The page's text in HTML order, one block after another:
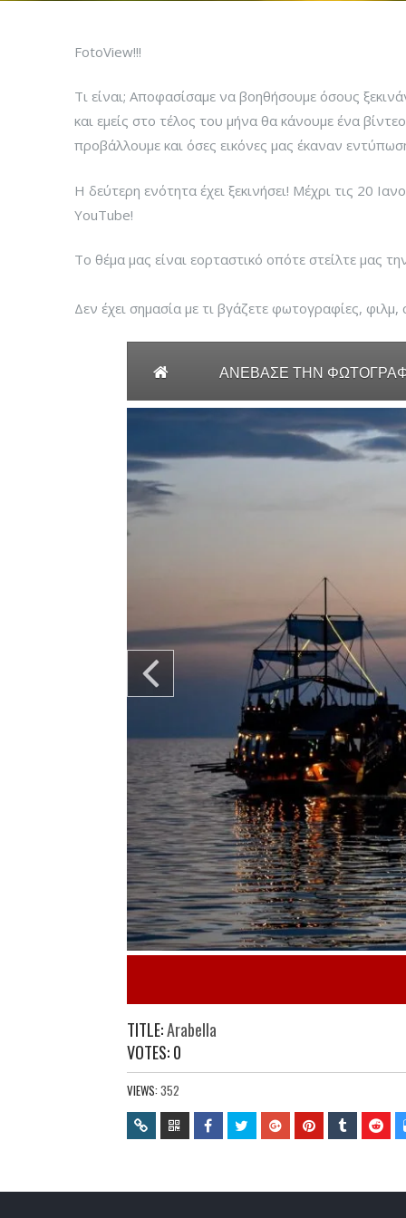
FotoView!!!
Τι είναι; Αποφασίσαμε να βοηθήσουμε όσους
και εμείς στο τέλος του μήνα θα κάνουμε ένα
προβάλλουμε και όσες εικόνες μας έκαναν
Η δεύτερη ενότητα έχει ξεκινήσει! Μέχρι τις 20
YouTube!
Το θέμα μας είναι εορταστικό οπότε στείλτε μας
Δεν έχει σημασία με τι βγάζετε φωτογραφίες,
ΑΝΕΒΑΣΕ ΤΗΝ
TITLE:Arabella
VOTES: 0
VIEWS: 352